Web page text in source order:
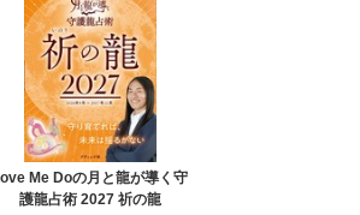
Me Doの月と龍が導く守
護龍占術 2027 祈の龍